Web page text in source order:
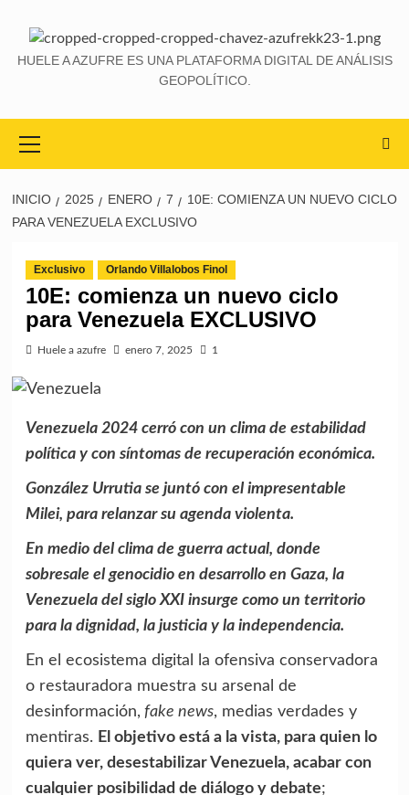
HUELE A AZUFRE ES UNA PLATAFORMA DIGITAL DE ANÁLISIS
GEOPOLÍTICO.
INICIO 2025 ENERO 7
10E: COMIENZA UN NUEVO CICLO
PARA VENEZUELA EXCLUSIVO
Exclusivo Orlando Villalobos Finol
10E: comienza un nuevo ciclo
para Venezuela EXCLUSIVO
Huele a azufre enero 7, 2025 1
Venezuela 2024 cerró con un clima de estabilidad
política y con síntomas de recuperación económica.
González Urrutia se juntó con el impresentable
Milei, para relanzar su agenda violenta.
En medio del clima de guerra actual, donde
sobresale el genocidio en desarrollo en Gaza, la
Venezuela del siglo XXI insurge como un territorio
para la dignidad, la justicia y la independencia.
En el ecosistema digital la ofensiva conservadora
o restauradora muestra su arsenal de
desinformación, fake news, medias verdades y
mentiras. El objetivo está a la vista, para quien lo
quiera ver, desestabilizar Venezuela, acabar con
cualquier posibilidad de diálogo y debate;